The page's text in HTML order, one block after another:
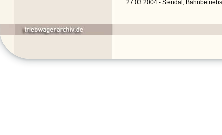
27.03.2004 - Stendal,